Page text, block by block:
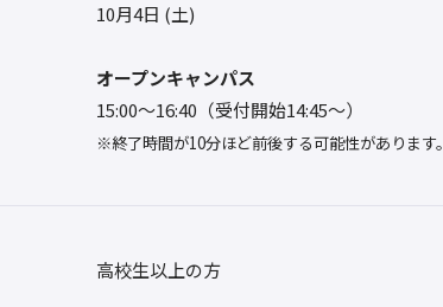
10月4日 (土)
オープンキャンパス
15:00〜16:40（受付開始14:45～）
※終了時間が10分ほど前後する可能性があります。
高校生以上の方